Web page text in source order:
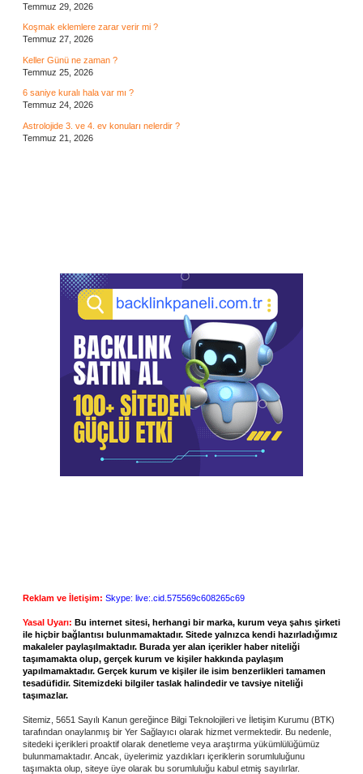
Temmuz 29, 2026
Koşmak eklemlere zarar verir mi ?
Temmuz 27, 2026
Keller Günü ne zaman ?
Temmuz 25, 2026
6 saniye kuralı hala var mı ?
Temmuz 24, 2026
Astrolojide 3. ve 4. ev konuları nelerdir ?
Temmuz 21, 2026
Reklam ve İletişim: Skype: live:.cid.575569c608265c69
Yasal Uyarı: Bu internet sitesi, herhangi bir marka, kurum veya şahıs şirketi
ile hiçbir bağlantısı bulunmamaktadır. Sitede yalnızca kendi hazırladığımız
makaleler paylaşılmaktadır. Burada yer alan içerikler haber niteliği
taşımamakta olup, gerçek kurum ve kişiler hakkında paylaşım
yapılmamaktadır. Gerçek kurum ve kişiler ile isim benzerlikleri tamamen
tesadüfidir. Sitemizdeki bilgiler taslak halindedir ve tavsiye niteliği
taşımazlar.
Sitemiz, 5651 Sayılı Kanun gereğince Bilgi Teknolojileri ve İletişim Kurumu (BTK)
tarafından onaylanmış bir Yer Sağlayıcı olarak hizmet vermektedir. Bu nedenle,
sitedeki içerikleri proaktif olarak denetleme veya araştırma yükümlülüğümüz
bulunmamaktadır. Ancak, üyelerimiz yazdıkları içeriklerin sorumluluğunu
taşımakta olup, siteye üye olarak bu sorumluluğu kabul etmiş sayılırlar.